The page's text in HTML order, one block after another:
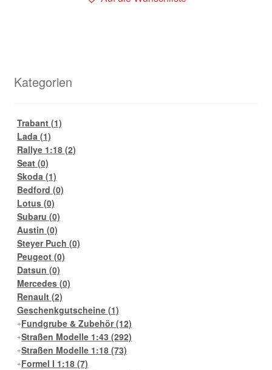
Kategorien
Trabant (1)
Lada (1)
Rallye 1:18 (2)
Seat (0)
Skoda (1)
Bedford (0)
Lotus (0)
Subaru (0)
Austin (0)
Steyer Puch (0)
Peugeot (0)
Datsun (0)
Mercedes (0)
Renault (2)
Geschenkgutscheine (1)
Fundgrube & Zubehör(12)
Straßen Modelle 1:43(292)
Straßen Modelle 1:18(73)
Formel I 1:18(7)